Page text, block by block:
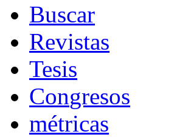
Buscar
Revistas
Tesis
Congresos
métricas